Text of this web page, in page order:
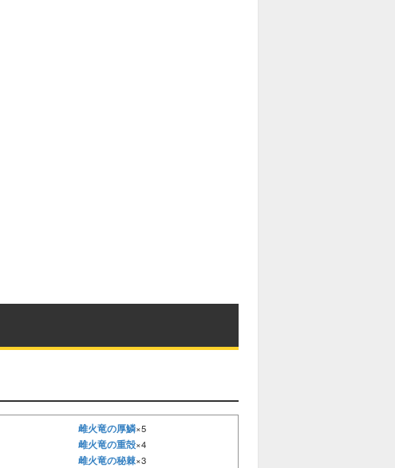
雌火竜の厚鱗×5
雌火竜の重殻×4
雌火竜の秘棘×3